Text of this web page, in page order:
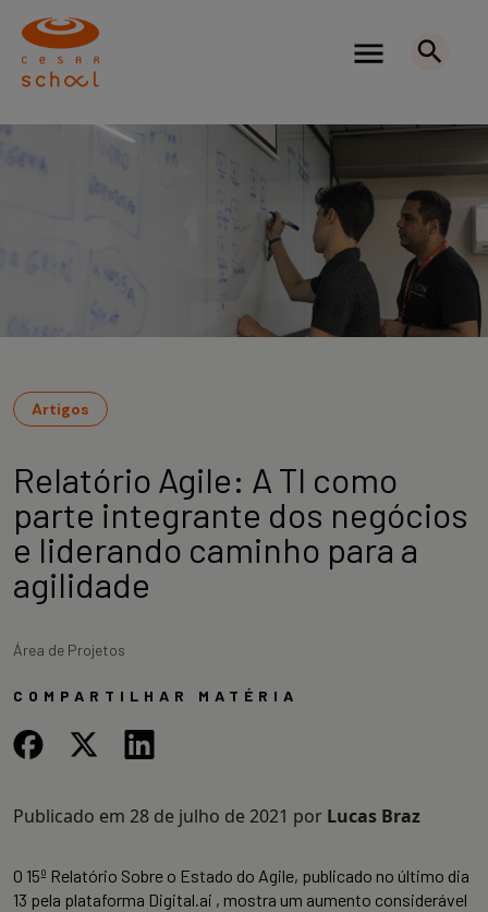
Artigos
Relatório Agile: A TI como
parte integrante dos negócios
e liderando caminho para a
agilidade
Área de Projetos
COMPARTILHAR MATÉRIA
Publicado em 28 de julho de 2021 por Lucas Braz
O 15º Relatório Sobre o Estado do Agile, publicado no último dia
13 pela plataforma Digital.ai , mostra um aumento considerável